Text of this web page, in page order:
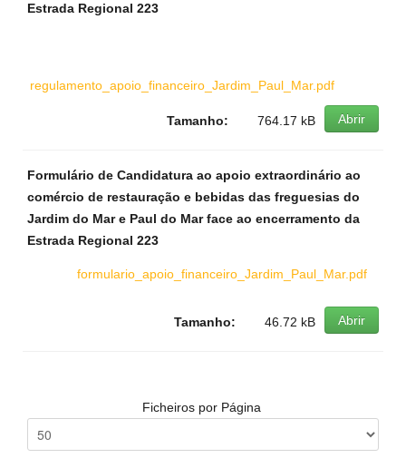
Estrada Regional 223
regulamento_apoio_financeiro_Jardim_Paul_Mar.pdf
Abrir
Tamanho: 764.17 kB
Formulário de Candidatura ao apoio extraordinário ao
comércio de restauração e bebidas das freguesias do
Jardim do Mar e Paul do Mar face ao encerramento da
Estrada Regional 223
formulario_apoio_financeiro_Jardim_Paul_Mar.pdf
Abrir
Tamanho: 46.72 kB
Ficheiros por Página